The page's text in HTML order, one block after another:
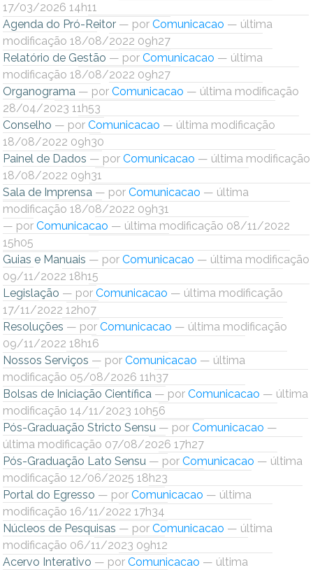
Ministério do Trabalho
Ministério do Desenvolvimento Social
Ministério da Saúde
Ministério da Indústria, Comércio Exterior e Serviços
Ministério de Minas e Energia
Ministério do Planejamento, Desenvolvimento e Gestão
Ministério da Ciência, Tecnologia, Inovações e Comunicações
Ministério do Meio Ambiente
Ministério do Esporte
Ministério do Turismo
Ministério da Integração Nacional
Ministério das Cidades
Ministério da Transparência e Controladoria-Geral da União
Ministério dos Direitos Humanos
Secretaria-Geral da Presidência da República
Gabinete de Segurança Institucional
Advocacia-Geral da União
17/03/2026 14h11
Agenda do Pró-Reitor — por Comunicacao — última
modificação 18/08/2022 09h27
Relatório de Gestão — por Comunicacao — última
modificação 18/08/2022 09h27
Organograma — por Comunicacao — última modificação
28/04/2023 11h53
Conselho — por Comunicacao — última modificação
18/08/2022 09h30
Painel de Dados — por Comunicacao — última modificação
18/08/2022 09h31
Sala de Imprensa — por Comunicacao — última
modificação 18/08/2022 09h31
— por Comunicacao — última modificação 08/11/2022
15h05
Guias e Manuais — por Comunicacao — última modificação
09/11/2022 18h15
Legislação — por Comunicacao — última modificação
17/11/2022 12h07
Resoluções — por Comunicacao — última modificação
09/11/2022 18h16
Nossos Serviços — por Comunicacao — última
modificação 05/08/2026 11h37
Bolsas de Iniciação Científica — por Comunicacao — última
modificação 14/11/2023 10h56
Pós-Graduação Stricto Sensu — por Comunicacao —
última modificação 07/08/2026 17h27
Pós-Graduação Lato Sensu — por Comunicacao — última
modificação 12/06/2025 18h23
Portal do Egresso — por Comunicacao — última
modificação 16/11/2022 17h34
Núcleos de Pesquisas — por Comunicacao — última
modificação 06/11/2023 09h12
Acervo Interativo — por Comunicacao — última